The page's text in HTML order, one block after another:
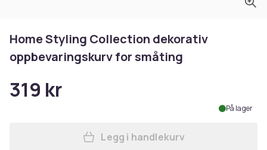
Home Styling Collection dekorativ
oppbevaringskurv for småting
319 kr
På lager
Legg Home Styling
Legg i handlekurv